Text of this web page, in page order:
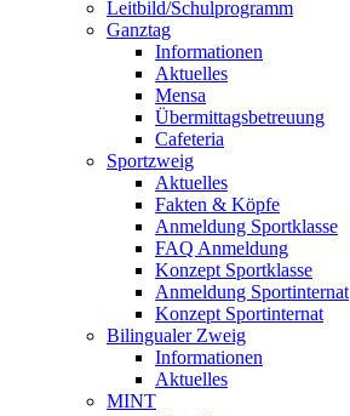
Leitbild/Schulprogramm
Ganztag
Informationen
Aktuelles
Mensa
Übermittagsbetreuung
Cafeteria
Sportzweig
Aktuelles
Fakten & Köpfe
Anmeldung Sportklasse
FAQ Anmeldung
Konzept Sportklasse
Anmeldung Sportinternat
Konzept Sportinternat
Bilingualer Zweig
Informationen
Aktuelles
MINT